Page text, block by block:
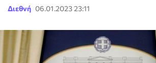
Διεθνή 06.01.2023 23:11